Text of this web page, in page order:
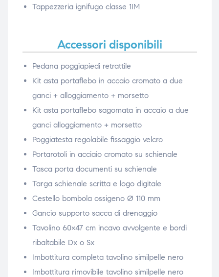
Tappezzeria ignifugo classe 1IM
Accessori disponibili
Pedana poggiapiedi retrattile
Kit asta portaflebo in accaio cromato a due
ganci + alloggiamento + morsetto
Kit asta portaflebo sagomata in accaio a due
ganci alloggiamento + morsetto
Poggiatesta regolabile fissaggio velcro
Portarotoli in acciaio cromato su schienale
Tasca porta documenti su schienale
Targa schienale scritta e logo digitale
Cestello bombola ossigeno Ø 110 mm
Gancio supporto sacca di drenaggio
Tavolino 60×47 cm incavo avvolgente e bordi
ribaltabile Dx o Sx
Imbottitura completa tavolino similpelle nero
Imbottitura rimovibile tavolino similpelle nero